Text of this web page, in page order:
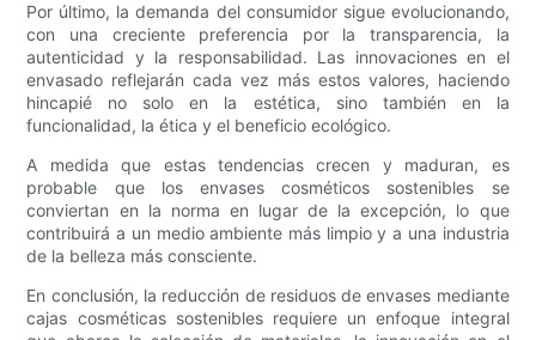
Por último, la demanda del consumidor sigue evolucionando,
con una creciente preferencia por la transparencia, la
autenticidad y la responsabilidad. Las innovaciones en el
envasado reflejarán cada vez más estos valores, haciendo
hincapié no solo en la estética, sino también en la
funcionalidad, la ética y el beneficio ecológico.
A medida que estas tendencias crecen y maduran, es
probable que los envases cosméticos sostenibles se
conviertan en la norma en lugar de la excepción, lo que
contribuirá a un medio ambiente más limpio y a una industria
de la belleza más consciente.
En conclusión, la reducción de residuos de envases mediante
cajas cosméticas sostenibles requiere un enfoque integral